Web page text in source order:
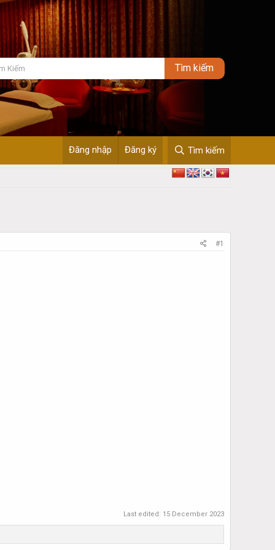
Đăng nhập Đăng ký Tìm kiếm
#1
Last edited: 15 December 2023